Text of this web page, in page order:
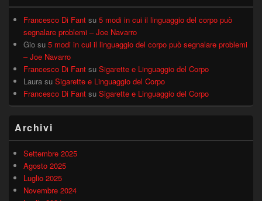
Francesco Di Fant su 5 modi in cui il linguaggio del corpo può
segnalare problemi – Joe Navarro
Gio su 5 modi in cui il linguaggio del corpo può segnalare problemi
– Joe Navarro
Francesco Di Fant su Sigarette e Linguaggio del Corpo
Laura su Sigarette e Linguaggio del Corpo
Francesco Di Fant su Sigarette e Linguaggio del Corpo
Archivi
Settembre 2025
Agosto 2025
Luglio 2025
Novembre 2024